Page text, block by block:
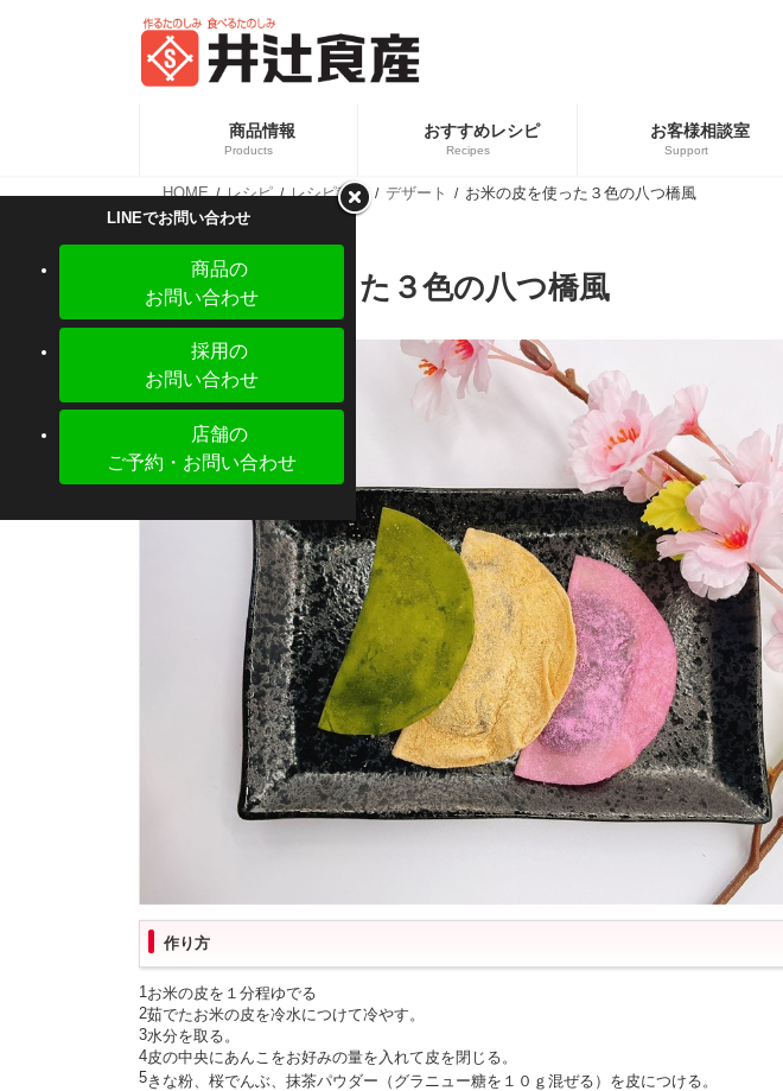
プ
動
商品情報
Products
おすすめレシピ
Recipes
お客様相談室
Support
新商品情報
【新商品】ぎょうざの皮 大判 少量パック
HOME レシピ レシピ種類 デザート お米の皮を使った３色の八つ橋風
お米の皮を使った３色の八つ橋風
作り方
1 お米の皮を１分程ゆでる
2茹でたお米の皮を冷水につけて冷やす。
3水分を取る。
4皮の中央にあんこをお好みの量を入れて皮を閉じる。
5きな粉、桜でんぶ、抹茶パウダー（グラニュー糖を１０ｇ混ぜる）を皮につける。
LINEでお問い合わせ
商品の
お問い合わせ
採用の
お問い合わせ
店舗の
ご予約・お問い合わせ